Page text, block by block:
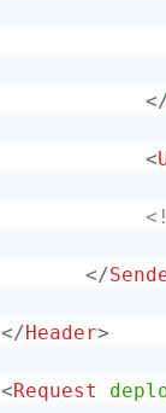
<
</
</Header>
<Request